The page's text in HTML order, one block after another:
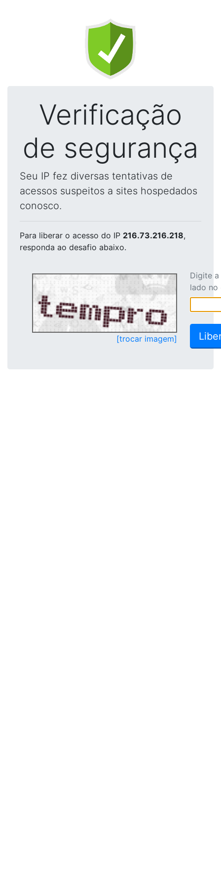
Verificação
de segurança
Seu IP fez diversas tentativas de
acessos suspeitos a sites hospedados
conosco.
Para liberar o acesso do IP 216.73.216.218,
responda ao desafio abaixo.
[trocar imagem]
Digite
lado no